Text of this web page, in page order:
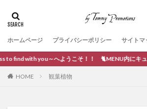
ホームページ プライバシーポリシー サイトマ
with you～へようこそ！！ 🐈MENU内にキュート
HOME 観葉植物